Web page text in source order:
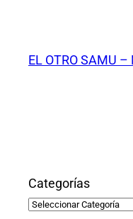
contenido
EL OTRO SAMU –
Categorías